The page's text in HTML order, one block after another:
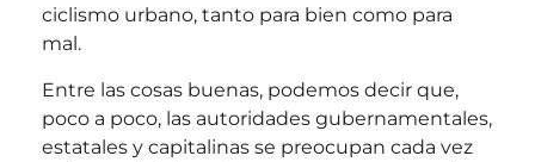
ciclismo urbano, tanto para bien como para
mal.
Entre las cosas buenas, podemos decir que,
poco a poco, las autoridades gubernamentales,
estatales y capitalinas se preocupan cada vez